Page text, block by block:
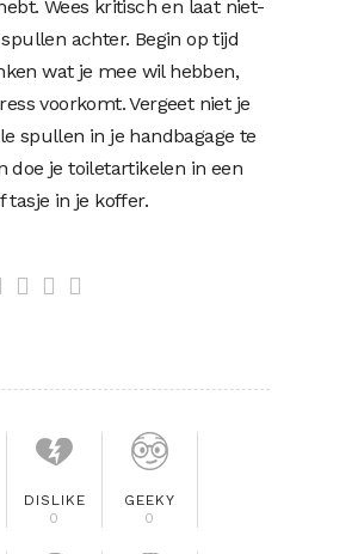
Wees kritisch en laat niet-
achter. Begin op tijd
wat je mee wil hebben,
voorkomt.Vergeet niet je
spullen in je handbagage te
doe je toiletartikelen in een
tasje in je koffer.
DISLIKE
0
GEEKY
0